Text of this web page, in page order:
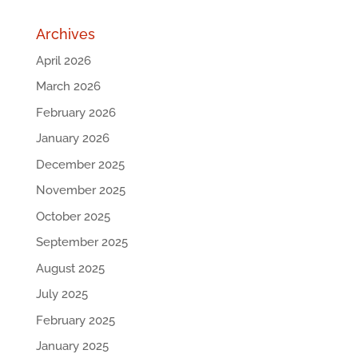
Archives
April 2026
March 2026
February 2026
January 2026
December 2025
November 2025
October 2025
September 2025
August 2025
July 2025
February 2025
January 2025